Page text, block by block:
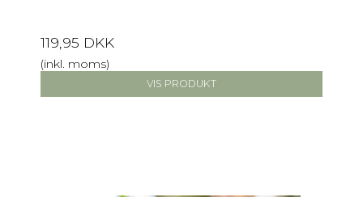
119,95 DKK
(inkl. moms)
VIS PRODUKT